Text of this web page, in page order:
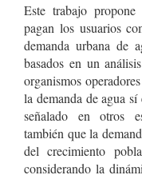
Este trabajo
pagan los usuarios
demanda urbana de
basados en un
organismos
la demanda de agua
señalado en otros
también que la
del crecimiento
considerando la